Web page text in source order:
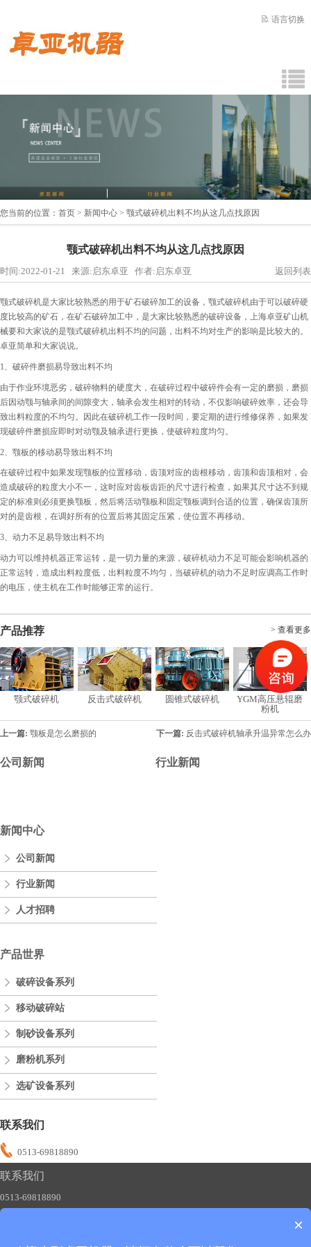
语言切换
您当前的位置： 首页 > 新闻中心 > 颚式破碎机出料不均从这几点找原因
颚式破碎机出料不均从这几点找原因
时间:2022-01-21 来源:启东卓亚 作者:启东卓亚 返回列表
颚式破碎机是大家比较熟悉的用于矿石破碎加工的设备，颚式破碎机由于可以破碎硬
度比较高的矿石，在矿石破碎加工中，是大家比较熟悉的破碎设备，上海卓亚矿山机
械要和大家说的是颚式破碎机出料不均的问题，出料不均对生产的影响是比较大的。
卓亚简单和大家说说。
1、破碎件磨损易导致出料不均
由于作业环境恶劣，破碎物料的硬度大，在破碎过程中破碎件会有一定的磨损，磨损
后因动颚与轴承间的间隙变大，轴承会发生相对的转动，不仅影响破碎效率，还会导
致出料粒度的不均匀。因此在破碎机工作一段时间，要定期的进行维修保养，如果发
现破碎件磨损应即时对动颚及轴承进行更换，使破碎粒度均匀。
2、颚板的移动易导致出料不均
在破碎过程中如果发现颚板的位置移动，齿顶对应的齿根移动，齿顶和齿顶相对，会
造成破碎的粒度大小不一，这时应对齿板齿距的尺寸进行检查，如果其尺寸达不到规
定的标准则必须更换颚板，然后将活动颚板和固定颚板调到合适的位置，确保齿顶所
对的是齿根，在调好所有的位置后将其固定压紧，使位置不再移动。
3、动力不足易导致出料不均
动力可以维持机器正常运转，是一切力量的来源，破碎机动力不足可能会影响机器的
正常运转，造成出料粒度低，出料粒度不均匀，当破碎机的动力不足时应调高工作时
的电压，使主机在工作时能够正常的运行。
产品推荐 > 查看更多
颚式破碎机 反击式破碎机 圆锥式破碎机
YGM高压悬辊磨
粉机
上一篇: 颚板是怎么磨损的 下一篇: 反击式破碎机轴承升温异常怎么办
公司新闻 行业新闻
新闻中心
公司新闻
行业新闻
人才招聘
产品世界
破碎设备系列
移动破碎站
制砂设备系列
磨粉机系列
选矿设备系列
联系我们
0513-69818890
联系我们
0513-69818890
×